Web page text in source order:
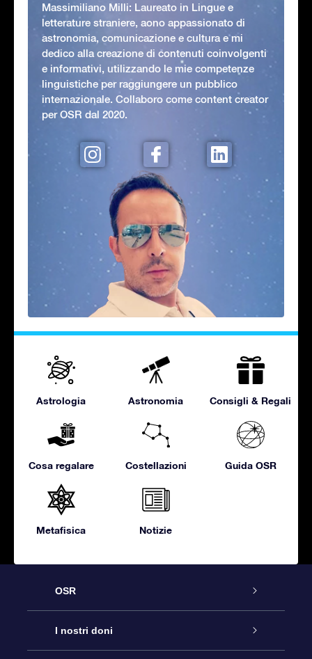
Massimiliano Milli: Laureato in Lingue e
letterature straniere, aono appassionato di
astronomia, comunicazione e cultura e mi
dedico alla creazione di contenuti coinvolgenti
e informativi, utilizzando le mie competenze
linguistiche per raggiungere un pubblico
internazionale. Collaboro come content creator
per OSR dal 2020.
Astrologia Astronomia Consigli & Regali
Cosa regalare Costellazioni Guida OSR
Metafisica Notizie
OSR
Assistenza
I nostri doni